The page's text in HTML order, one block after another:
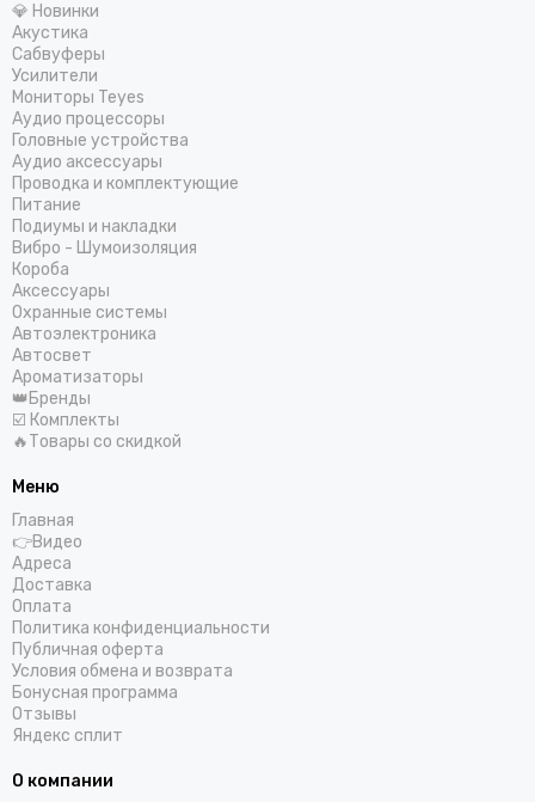
💎 Новинки
Акустика
Сабвуферы
Усилители
Мониторы Teyes
Аудио процессоры
Головные устройства
Аудио аксессуары
Проводка и комплектующие
Питание
Подиумы и накладки
Вибро - Шумоизоляция
Короба
Аксессуары
Охранные системы
Автоэлектроника
Автосвет
Ароматизаторы
👑Бренды
☑️ Комплекты
🔥Товары со скидкой
Меню
Главная
👉Видео
Адреса
Доставка
Оплата
Политика конфиденциальности
Публичная оферта
Условия обмена и возврата
Бонусная программа
Отзывы
Яндекс сплит
О компании